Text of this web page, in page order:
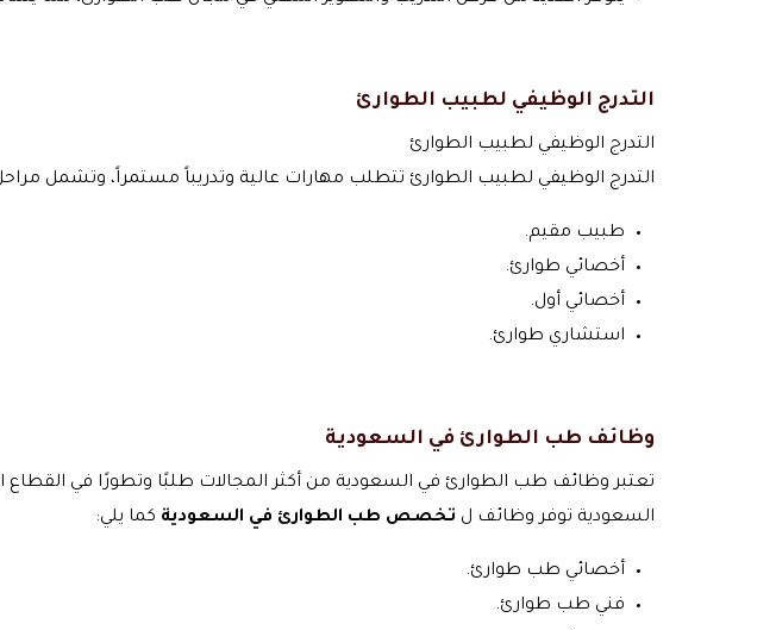
التدرج الوظيفي لطبيب الطوارئ
التدرج الوظيفي لطبيب الطوارئ
التدرج الوظيفي لطبيب الطوارئ تتطلب مهارات عالية وتدريباً مستمراً، وتشمل
طبيب مقيم.
أخصائي طوارئ.
أخصائي أول.
استشاري طوارئ.
وظائف طب الطوارئ في السعودية
تعتبر وظائف طب الطوارئ في السعودية من أكثر المجالات طلبًا وتطورًا في القطاع
السعودية توفر وظائف ل تخصص طب الطوارئ في السعودية كما يلي:
أخصائي طب طوارئ.
فني طب طوارئ.